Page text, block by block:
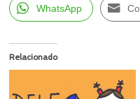
WhatsApp
Relacionado